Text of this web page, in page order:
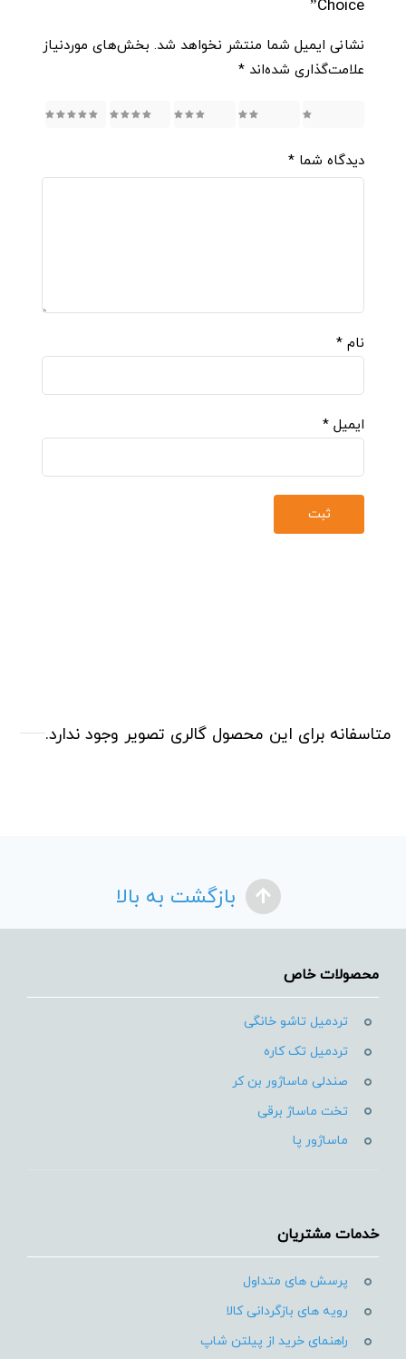
Choice”
نشانی ایمیل شما منتشر نخواهد شد. بخش‌های موردنیاز
علامت‌گذاری شده‌اند *
5
دیدگاه شما *
نام *
ایمیل *
متاسفانه برای این محصول گالری تصویر وجود ندارد.
بازگشت به بالا
محصولات خاص
تردمیل تاشو خانگی
تردمیل تک کاره
صندلی ماساژور بن کر
تخت ماساژ برقی
ماساژور پا
خدمات مشتریان
پرسش های متداول
رویه های بازگردانی کالا
راهنمای خرید از پیلتن شاپ